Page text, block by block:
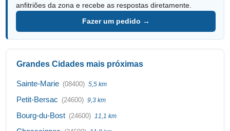
anfitriões da zona e recebe as respostas diretamente.
Fazer um pedido →
Grandes Cidades mais próximas
Sainte-Marie (08400) 5,5 km
Petit-Bersac (24600) 9,3 km
Bourg-du-Bost (24600) 11,1 km